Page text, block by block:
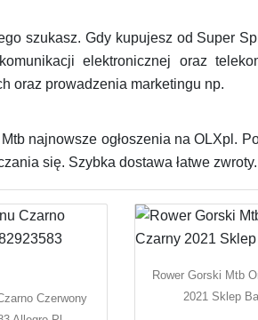
szukasz. Gdy kupujesz od Super
elektronicznej oraz
oraz prowadzenia marketingu np.
najnowsze ogłoszenia na OLXpl.
się. Szybka dostawa łatwe zwroty.
Czerwony
Rower Gorski Mtb
2021 Sklep